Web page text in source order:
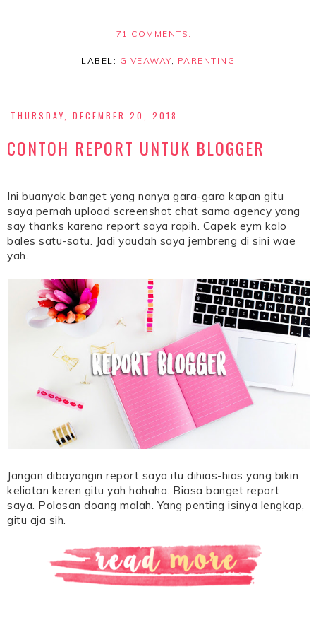
71 COMMENTS:
LABEL: GIVEAWAY PARENTING
THURSDAY, DECEMBER 20, 2018
CONTOH REPORT UNTUK BLOGGER
Ini buanyak banget yang nanya gara-gara kapan gitu
saya pernah upload screenshot chat sama agency yang
say thanks karena report saya rapih. Capek eym kalo
bales satu-satu. Jadi yaudah saya jembreng di sini wae
yah.
Jangan dibayangin report saya itu dihias-hias yang bikin
keliatan keren gitu yah hahaha. Biasa banget report
saya. Polosan doang malah. Yang penting isinya lengkap,
gitu aja sih.